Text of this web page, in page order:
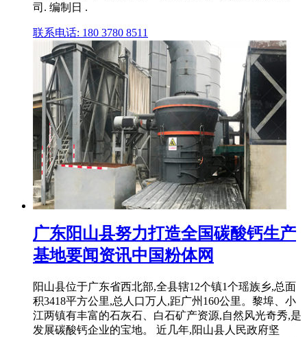
司. 编制日 .
联系电话: 180 3780 8511
广东阳山县努力打造全国碳酸钙生产
基地要闻资讯中国粉体网
阳山县位于广东省西北部,全县辖12个镇1个瑶族乡,总面
积3418平方公里,总人口万人,距广州160公里。黎埠、小
江两镇有丰富的石灰石、白石矿产资源,自然风光奇秀,是
发展碳酸钙企业的宝地。 近几年,阳山县人民政府坚